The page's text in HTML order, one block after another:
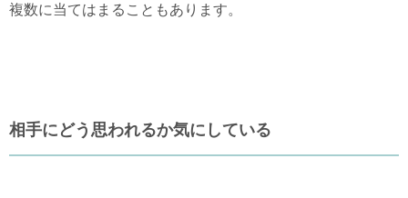
複数に当てはまることもあります。
相手にどう思われるか気にしている